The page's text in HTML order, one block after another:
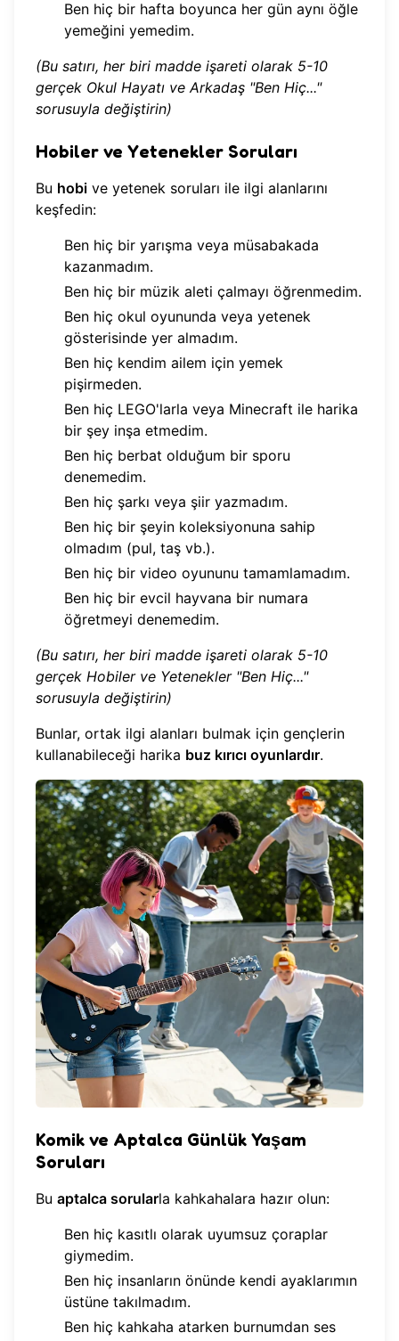
Ben hiç bir hafta boyunca her gün aynı öğle
yemeğini yemedim.
(Bu satırı, her biri madde işareti olarak 5-10
gerçek Okul Hayatı ve Arkadaş "Ben Hiç..."
sorusuyla değiştirin)
Hobiler ve Yetenekler Soruları
Bu hobi ve yetenek soruları ile ilgi alanlarını
keşfedin:
Ben hiç bir yarışma veya müsabakada
kazanmadım.
Ben hiç bir müzik aleti çalmayı öğrenmedim.
Ben hiç okul oyununda veya yetenek
gösterisinde yer almadım.
Ben hiç kendim ailem için yemek
pişirmeden.
Ben hiç LEGO'larla veya Minecraft ile harika
bir şey inşa etmedim.
Ben hiç berbat olduğum bir sporu
denemedim.
Ben hiç şarkı veya şiir yazmadım.
Ben hiç bir şeyin koleksiyonuna sahip
olmadım (pul, taş vb.).
Ben hiç bir video oyununu tamamlamadım.
Ben hiç bir evcil hayvana bir numara
öğretmeyi denemedim.
(Bu satırı, her biri madde işareti olarak 5-10
gerçek Hobiler ve Yetenekler "Ben Hiç..."
sorusuyla değiştirin)
Bunlar, ortak ilgi alanları bulmak için gençlerin
kullanabileceği harika buz kırıcı oyunlardır.
Komik ve Aptalca Günlük Yaşam
Soruları
Bu aptalca sorularla kahkahalara hazır olun:
Ben hiç kasıtlı olarak uyumsuz çoraplar
giymedim.
Ben hiç insanların önünde kendi ayaklarımın
üstüne takılmadım.
Ben hiç kahkaha atarken burnumdan ses